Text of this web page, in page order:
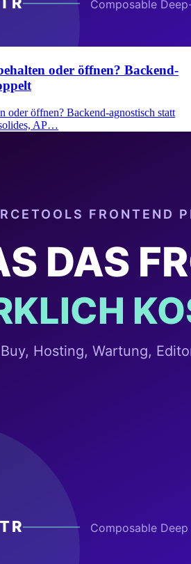
oder öffnen? Backend-
oder öffnen? Backend-agnostisch statt
AP…